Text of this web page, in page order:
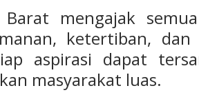
Barat mengajak
ketertiban,
aspirasi dapat
masyarakat luas.